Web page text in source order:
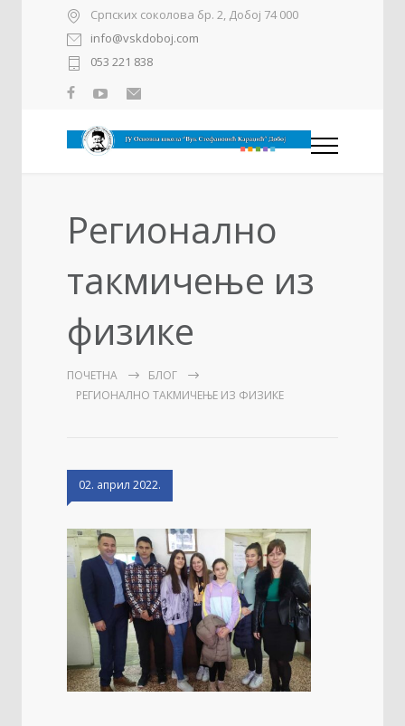
Српских соколова бр. 2, Добој 74 000
info@vskdoboj.com
053 221 838
Регионално
такмичење из
физике
ПОЧЕТНА
БЛОГ
РЕГИОНАЛНО ТАКМИЧЕЊЕ ИЗ ФИЗИКЕ
02. април 2022.